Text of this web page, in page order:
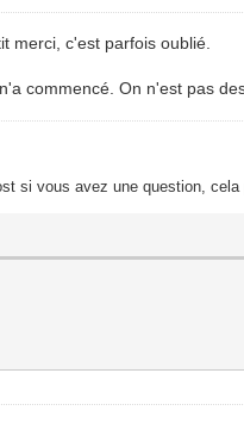
merci, c'est parfois oublié.
commencé. On n'est pas
si vous avez une question, cela